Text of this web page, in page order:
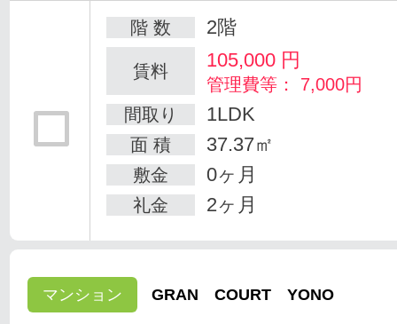
階 数 2階
賃料 105,000 円
管理費等： 7,000円
間取り
1LDK
面 積 37.37㎡
敷金 0ヶ月
礼金 2ヶ月
マンション GRAN COURT YONO